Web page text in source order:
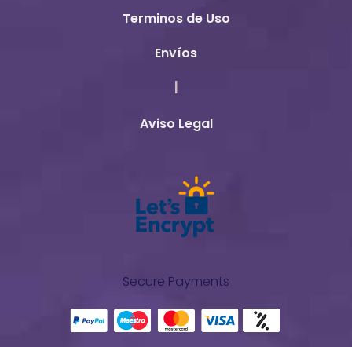
Terminos de Uso
Envíos
|
Aviso Legal
Secure Payments